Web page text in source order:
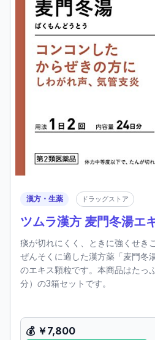
漢方・生薬 ドラッグストア
ツムラ漢方 麦門冬湯エ
痰が切れにくく、ときに強くせき
ぜんそくに適した漢方薬「麦門冬
のエキス顆粒です。本商品はたっ
分）の3箱セットです。
💰 ￥7,800